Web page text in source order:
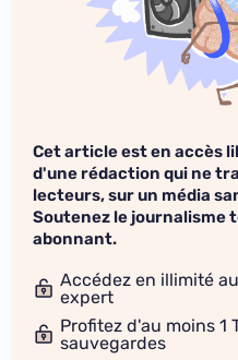
Cet article est en accès
d'une rédaction qui ne
lecteurs, sur un média
Soutenez le journalisme
abonnant.
Accédez en illimité
expert
Profitez d'au moins 1
sauvegardes